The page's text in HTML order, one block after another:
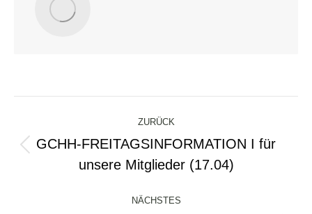
Kommentarnavigation
ZURÜCK
Beitrag:
GCHH-FREITAGSINFORMATION I für
unsere Mitglieder (17.04)
NÄCHSTES